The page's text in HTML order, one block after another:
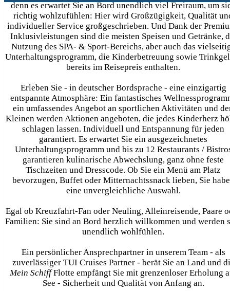
denn es erwartet Sie an Bord unendlich viel Freiraum, um
richtig wohlzufühlen: Hier wird Großzügigkeit, Qualität
individueller Service großgeschrieben. Und Dank der
Inklusivleistungen sind die meisten Speisen und Getränke,
Nutzung des SPA- & Sport-Bereichs, aber auch das
Unterhaltungsprogramm, die Kinderbetreuung sowie
bereits im Reisepreis enthalten.
Erleben Sie - in deutscher Bordsprache - eine einzigartig
entspannte Atmosphäre: Ein fantastisches
ein umfassendes Angebot an sportlichen Aktivitäten und
Kleinen werden Aktionen angeboten, die jedes Kinderherz
schlagen lassen. Individuell und Entspannung für jeden
garantiert. Es erwartet Sie ein ausgezeichnetes
Unterhaltungsprogramm und bis zu 12 Restaurants /
garantieren kulinarische Abwechslung, ganz ohne feste
Tischzeiten und Dresscode. Ob Sie ein Menü am Platz
bevorzugen, Buffet oder Mitternachtssnack lieben, Sie
eine unvergleichliche Auswahl.
Egal ob Kreuzfahrt-Fan oder Neuling, Alleinreisende, Paare
Familien: Sie sind an Bord herzlich willkommen und werden
unendlich wohlfühlen.
Ein persönlicher Ansprechpartner in unserem Team - als
zuverlässiger TUI Cruises Partner - berät Sie an Land und
Mein SchiffFlotte empfängt Sie mit grenzenloser Erholung
See - Sicherheit und Qualität von Anfang an.